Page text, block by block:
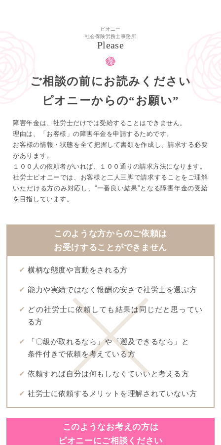
ピオニー
社会保険労務士事務所
Please
ご相談の前にお読みください
ピオニーからの“お願い”
障害年金は、社労士だけでは受給することはできません。
理由は、「お客様」の障害年金を申請するためです。
お客様の情報・状態を全て把握して書類を作成し、請求する必要
があります。
１００人の依頼者がいれば、１００通りの請求方法になります。
社労士ピオニーでは、お客様と二人三脚で請求することをご理解
いただける方のみ対応し、 “一番良い結果”となる障害年金の受給
を目指しています。
このような方からのご依頼は
お受けすることができません
✔ 横柄な態度や言動をされる方
✔ 能力や実績ではなく報酬の安さで社労士を選ぶ方
✔ どの社労士に依頼しても結果は同じだと思ってい
る方
✔
「〇級が取れるなら」や「遡及できるなら」と
条件付きで依頼を考えている方
✔ 依頼すれば自分は何もしなくていいと考える方
✔ 社労士に依頼するメリットを理解されていない方
このようなお考えの方は
ピオニーにご相談ください